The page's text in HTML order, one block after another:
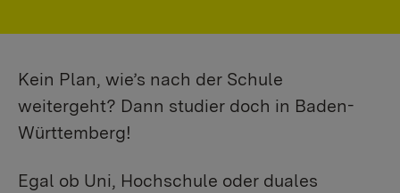
Kein Plan, wie’s nach der Schule
weitergeht? Dann studier doch in Baden-
Württemberg!
Egal ob Uni, Hochschule oder duales